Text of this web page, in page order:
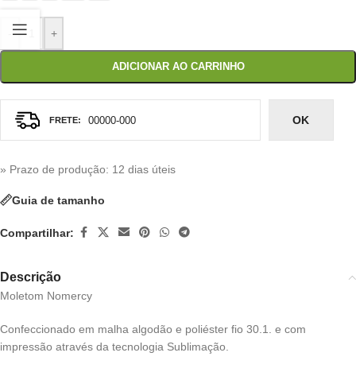
+
ADICIONAR AO CARRINHO
OK
» Prazo de produção: 12 dias úteis
Guia de tamanho
Compartilhar:
Descrição
Moletom Nomercy
Confeccionado em malha algodão e poliéster fio 30.1. e com
impressão através da tecnologia Sublimação.